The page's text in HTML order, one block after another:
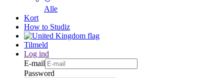
Alle
Kort
How to Studiz
Tilmeld
Log ind
E-mail
Password